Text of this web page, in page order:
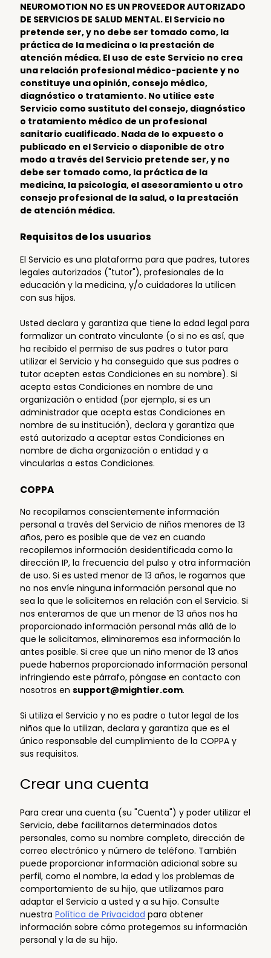
NEUROMOTION NO ES UN PROVEEDOR AUTORIZADO
DE SERVICIOS DE SALUD MENTAL. El Servicio no
pretende ser, y no debe ser tomado como, la
práctica de la medicina o la prestación de
atención médica. El uso de este Servicio no crea
una relación profesional médico-paciente y no
constituye una opinión, consejo médico,
diagnóstico o tratamiento. No utilice este
Servicio como sustituto del consejo, diagnóstico
o tratamiento médico de un profesional
sanitario cualificado. Nada de lo expuesto o
publicado en el Servicio o disponible de otro
modo a través del Servicio pretende ser, y no
debe ser tomado como, la práctica de la
medicina, la psicología, el asesoramiento u otro
consejo profesional de la salud, o la prestación
de atención médica.
Requisitos de los usuarios
El Servicio es una plataforma para que padres, tutores
legales autorizados ("tutor"), profesionales de la
educación y la medicina, y/o cuidadores la utilicen
con sus hijos.
Usted declara y garantiza que tiene la edad legal para
formalizar un contrato vinculante (o si no es así, que
ha recibido el permiso de sus padres o tutor para
utilizar el Servicio y ha conseguido que sus padres o
tutor acepten estas Condiciones en su nombre). Si
acepta estas Condiciones en nombre de una
organización o entidad (por ejemplo, si es un
administrador que acepta estas Condiciones en
nombre de su institución), declara y garantiza que
está autorizado a aceptar estas Condiciones en
nombre de dicha organización o entidad y a
vincularlas a estas Condiciones.
COPPA
No recopilamos conscientemente información
personal a través del Servicio de niños menores de 13
años, pero es posible que de vez en cuando
recopilemos información desidentificada como la
dirección IP, la frecuencia del pulso y otra información
de uso. Si es usted menor de 13 años, le rogamos que
no nos envíe ninguna información personal que no
sea la que le solicitemos en relación con el Servicio. Si
nos enteramos de que un menor de 13 años nos ha
proporcionado información personal más allá de lo
que le solicitamos, eliminaremos esa información lo
antes posible. Si cree que un niño menor de 13 años
puede habernos proporcionado información personal
infringiendo este párrafo, póngase en contacto con
nosotros ensupport@mightier.com.
Si utiliza el Servicio y no es padre o tutor legal de los
niños que lo utilizan, declara y garantiza que es el
único responsable del cumplimiento de la COPPA y
sus requisitos.
Crear una cuenta
Para crear una cuenta (su "Cuenta") y poder utilizar el
Servicio, debe facilitarnos determinados datos
personales, como su nombre completo, dirección de
correo electrónico y número de teléfono. También
puede proporcionar información adicional sobre su
perfil, como el nombre, la edad y los problemas de
comportamiento de su hijo, que utilizamos para
adaptar el Servicio a usted y a su hijo. Consulte
nuestraPolítica de Privacidad para obtener
información sobre cómo protegemos su información
personal y la de su hijo.